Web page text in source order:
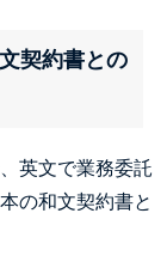
契約書との
英文で業務委託
の和文契約書と